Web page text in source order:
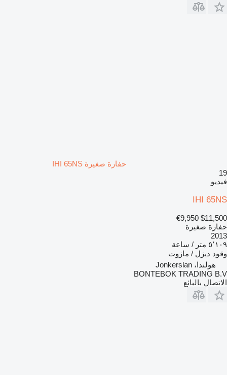
حفارة صغيرة IHI 65NS
19
فيديو
IHI 65NS
$11,500
€9,950
حفارة صغيرة
2013
٥٬١٠٩ متر / ساعة
وقود ديزل / مازوت
هولندا، Jonkerslan
BONTEBOK TRADING B.V
الاتصال بالبائع